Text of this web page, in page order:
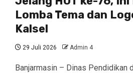
Lomba Tema dan
Kalsel
29 Juli 2026 Admin 4
Banjarmasin – Dinas Pendidikan